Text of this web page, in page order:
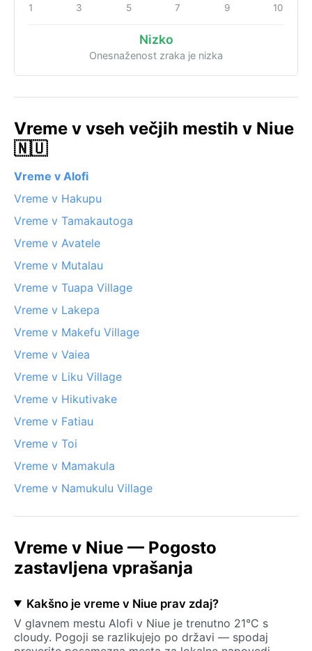
1 3 5 7 9 10
Nizko
Onesnaženost zraka je nizka
Vreme v vseh večjih mestih v Niue
🇳🇺
Vreme v Alofi
Vreme v Hakupu
Vreme v Tamakautoga
Vreme v Avatele
Vreme v Mutalau
Vreme v Tuapa Village
Vreme v Lakepa
Vreme v Makefu Village
Vreme v Vaiea
Vreme v Liku Village
Vreme v Hikutivake
Vreme v Fatiau
Vreme v Toi
Vreme v Mamakula
Vreme v Namukulu Village
Vreme v Niue — Pogosto
zastavljena vprašanja
Kakšno je vreme v Niue prav zdaj?
V glavnem mestu Alofi v Niue je trenutno 21°C s
cloudy. Pogoji se razlikujejo po državi — spodaj